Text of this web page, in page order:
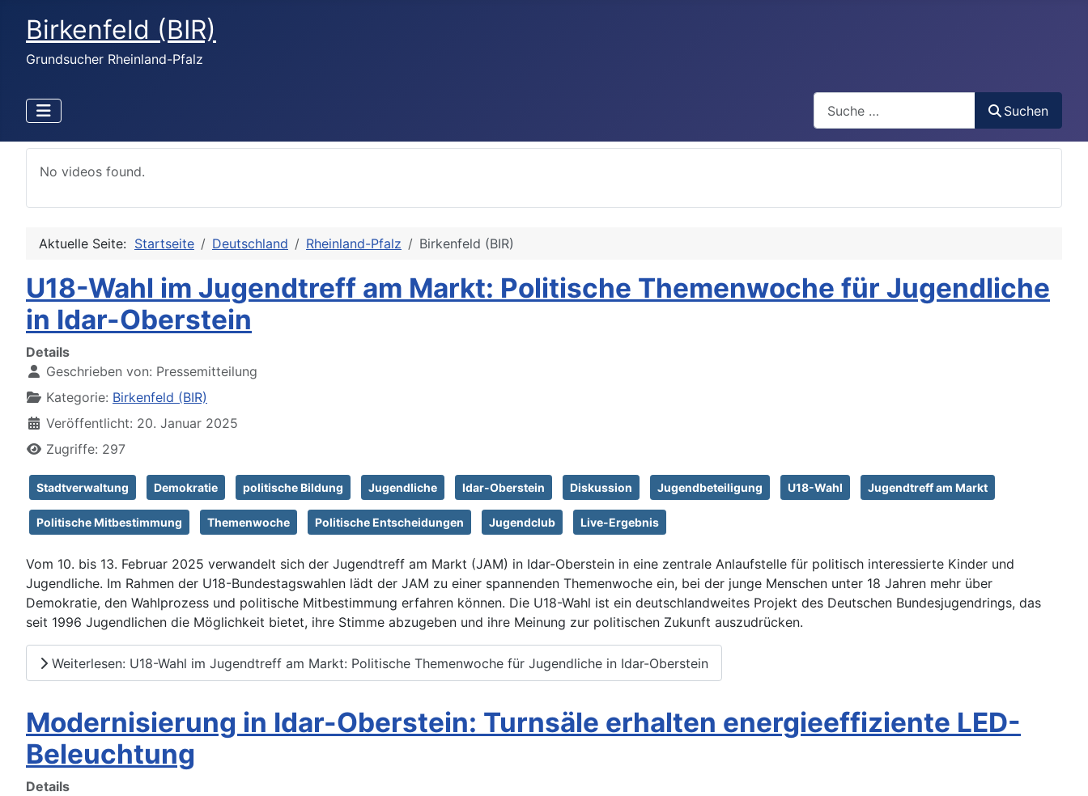
Birkenfeld (BIR)
Grundsucher Rheinland-Pfalz
Suchen
No videos found.
Aktuelle Seite: Startseite Deutschland Rheinland-Pfalz Birkenfeld (BIR)
U18-Wahl im Jugendtreff am Markt: Politische Themenwoche für Jugendliche
in Idar-Oberstein
Details
Geschrieben von: Pressemitteilung
Kategorie: Birkenfeld (BIR)
Veröffentlicht: 20. Januar 2025
Zugriffe: 297
Stadtverwaltung Demokratie politische Bildung Jugendliche Idar-Oberstein Diskussion Jugendbeteiligung U18-Wahl Jugendtreff am Markt
Politische Mitbestimmung Themenwoche Politische Entscheidungen Jugendclub Live-Ergebnis
Vom 10. bis 13. Februar 2025 verwandelt sich der Jugendtreff am Markt (JAM) in Idar-Oberstein in eine zentrale Anlaufstelle für politisch interessierte Kinder und
Jugendliche. Im Rahmen der U18-Bundestagswahlen lädt der JAM zu einer spannenden Themenwoche ein, bei der junge Menschen unter 18 Jahren mehr über
Demokratie, den Wahlprozess und politische Mitbestimmung erfahren können. Die U18-Wahl ist ein deutschlandweites Projekt des Deutschen Bundesjugendrings, das
seit 1996 Jugendlichen die Möglichkeit bietet, ihre Stimme abzugeben und ihre Meinung zur politischen Zukunft auszudrücken.
Weiterlesen: U18-Wahl im Jugendtreff am Markt: Politische Themenwoche für Jugendliche in Idar-Oberstein
Modernisierung in Idar-Oberstein: Turnsäle erhalten energieeffiziente LED-
Beleuchtung
Details